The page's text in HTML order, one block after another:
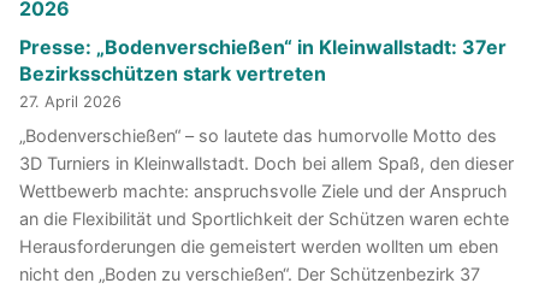
Presse: „Bodenverschießen“ in Kleinwallstadt: 37er
Bezirksschützen stark vertreten
27. April 2026
„Bodenverschießen“ – so lautete das humorvolle Motto des
3D Turniers in Kleinwallstadt. Doch bei allem Spaß, den dieser
Wettbewerb machte: anspruchsvolle Ziele und der Anspruch
an die Flexibilität und Sportlichkeit der Schützen waren echte
Herausforderungen die gemeistert werden wollten um eben
nicht den „Boden zu verschießen“. Der Schützenbezirk 37